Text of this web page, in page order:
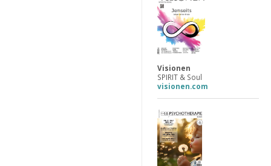
Visionen
SPIRIT & Soul
visionen.com